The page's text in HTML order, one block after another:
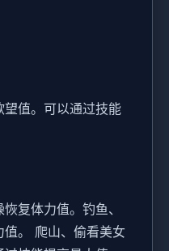
值。 可以通过技能
复体力值。 钓鱼、
。
爬山、偷看美女